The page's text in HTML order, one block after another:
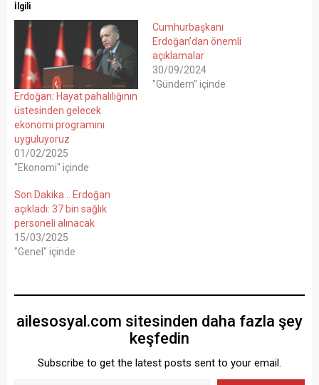
İlgili
Erdoğan: Hayat pahalılığının
üstesinden gelecek
ekonomi programını
uyguluyoruz
01/02/2025
"Ekonomi" içinde
Cumhurbaşkanı
Erdoğan’dan önemli
açıklamalar
30/09/2024
"Gündem" içinde
Son Dakika… Erdoğan
açıkladı: 37 bin sağlık
personeli alınacak
15/03/2025
"Genel" içinde
ailesosyal.com sitesinden daha fazla şey
keşfedin
Subscribe to get the latest posts sent to your email.